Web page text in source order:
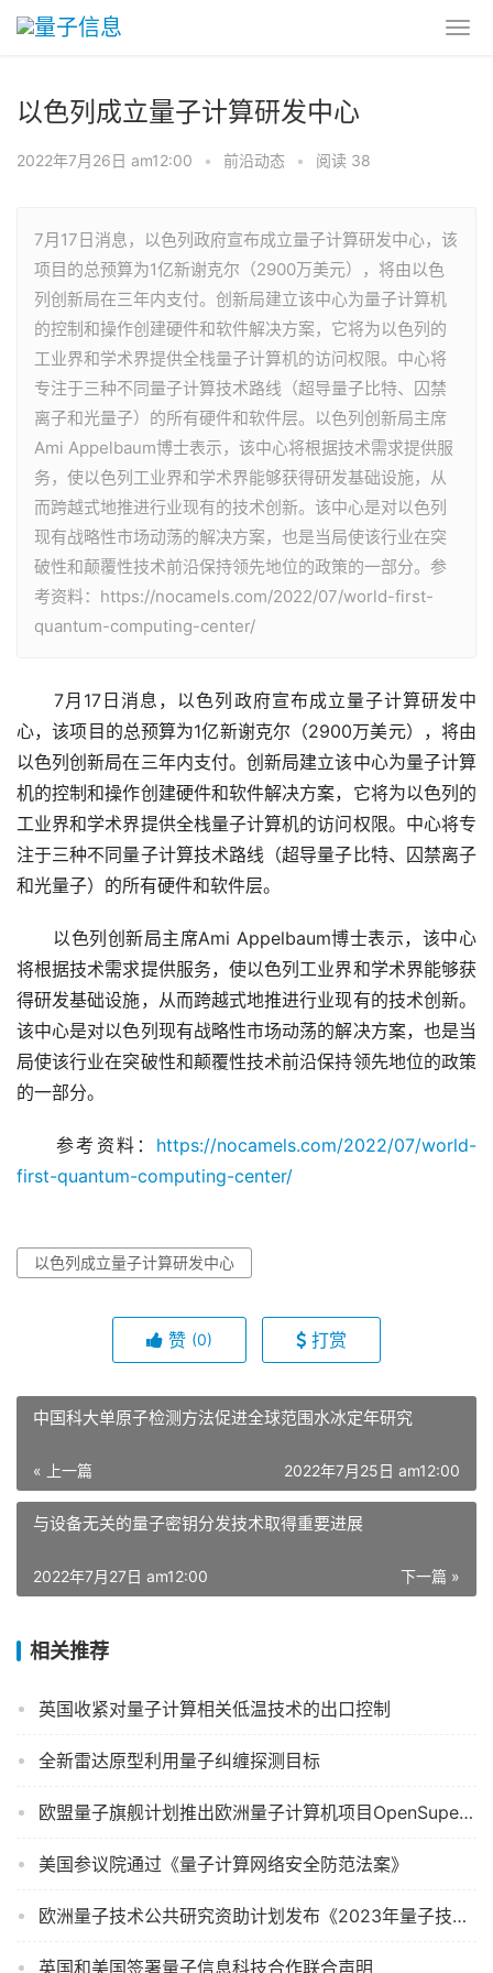
以色列成立量子计算研发中心
2022年7月26日 am12:00 • 前沿动态 • 阅读 38
7月17日消息，以色列政府宣布成立量子计算研发中心，该
项目的总预算为1亿新谢克尔（2900万美元），将由以色
列创新局在三年内支付。创新局建立该中心为量子计算机
的控制和操作创建硬件和软件解决方案，它将为以色列的
工业界和学术界提供全栈量子计算机的访问权限。中心将
专注于三种不同量子计算技术路线（超导量子比特、囚禁
离子和光量子）的所有硬件和软件层。以色列创新局主席
Ami Appelbaum博士表示，该中心将根据技术需求提供服
务，使以色列工业界和学术界能够获得研发基础设施，从
而跨越式地推进行业现有的技术创新。该中心是对以色列
现有战略性市场动荡的解决方案，也是当局使该行业在突
破性和颠覆性技术前沿保持领先地位的政策的一部分。参
考资料：https://nocamels.com/2022/07/world-first-
quantum-computing-center/
7月17日消息，以色列政府宣布成立量子计算研发中
心，该项目的总预算为1亿新谢克尔（2900万美元），将由
以色列创新局在三年内支付。创新局建立该中心为量子计算
机的控制和操作创建硬件和软件解决方案，它将为以色列的
工业界和学术界提供全栈量子计算机的访问权限。中心将专
注于三种不同量子计算技术路线（超导量子比特、囚禁离子
和光量子）的所有硬件和软件层。
以色列创新局主席Ami Appelbaum博士表示，该中心
将根据技术需求提供服务，使以色列工业界和学术界能够获
得研发基础设施，从而跨越式地推进行业现有的技术创新。
该中心是对以色列现有战略性市场动荡的解决方案，也是当
局使该行业在突破性和颠覆性技术前沿保持领先地位的政策
的一部分。
参考资料： https://nocamels.com/2022/07/world-
first-quantum-computing-center/
以色列成立量子计算研发中心
赞 (0) 打赏
中国科大单原子检测方法促进全球范围水冰定年研究
« 上一篇 2022年7月25日 am12:00
与设备无关的量子密钥分发技术取得重要进展
下一篇 »
2022年7月27日 am12:00
相关推荐
英国收紧对量子计算相关低温技术的出口控制
全新雷达原型利用量子纠缠探测目标
欧盟量子旗舰计划推出欧洲量子计算机项目OpenSuperQPlus
美国参议院通过《量子计算网络安全防范法案》
欧洲量子技术公共研究资助计划发布《2023年量子技术公共政策报告》
英国和美国签署量子信息科技合作联合声明